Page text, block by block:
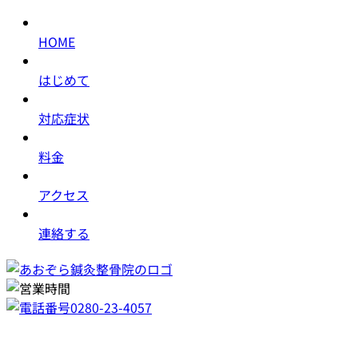
HOME
はじめて
対応症状
料金
アクセス
連絡する